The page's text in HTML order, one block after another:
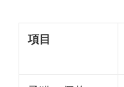
項目